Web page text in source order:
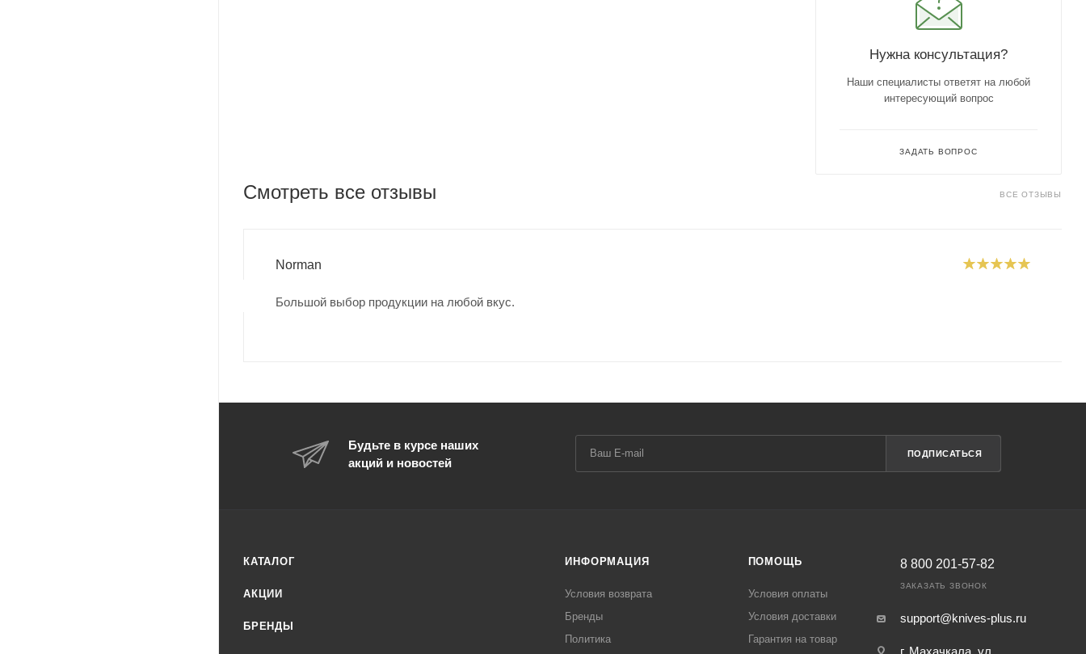
Нужна консультация?
Наши специалисты ответят на любой
интересующий вопрос
ЗАДАТЬ ВОПРОС
Смотреть все отзывы ВСЕ ОТЗЫВЫ
Norman
Большой выбор продукции на любой вкус.
Будьте в курсе наших
акций и новостей
ПОДПИСАТЬСЯ
КАТАЛОГ
АКЦИИ
БРЕНДЫ
ИНФОРМАЦИЯ
Условия возврата
Бренды
Политика
ПОМОЩЬ
Условия оплаты
Условия доставки
Гарантия на товар
8 800 201-57-82
ЗАКАЗАТЬ ЗВОНОК
support@knives-plus.ru